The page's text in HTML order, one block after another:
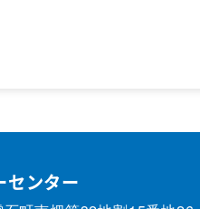
センター